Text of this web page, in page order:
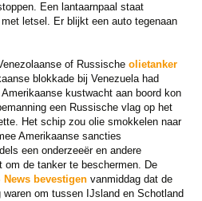
Een lantaarnpaal staat
letsel. Er blijkt een auto tegenaan
of Russische olietanker
blokkade bij Venezuela had
kustwacht aan boord kon
een Russische vlag op het
Het schip zou olie smokkelen naar
Amerikaanse sancties
een onderzeeër en andere
om de tanker te beschermen. De
News bevestigen vanmiddag dat de
om tussen IJsland en Schotland